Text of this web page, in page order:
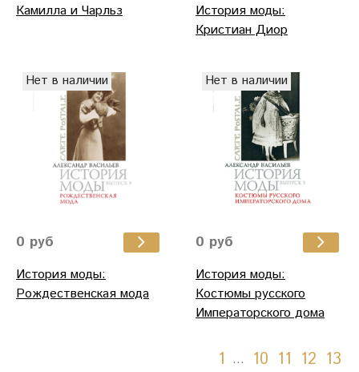
Камилла и Чарльз
История моды:
Кристиан Диор
Нет в наличии
0 руб
История моды:
Рождественская мода
Нет в наличии
0 руб
История моды:
Костюмы русского
Императорского дома
1 … 10 11 12 13